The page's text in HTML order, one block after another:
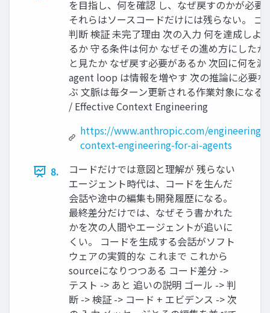
を目指し、何を確認 し、なぜ戻すのかが必要
それらはソースコードだけには残らない。 ゴ
判断 検証 未完了理由 次の入力 何を達成しよ
るか 守る条件は何か なぜその進め方にしたか
と見たか なぜ戻す必要があるか 次回に何を渡
agent loop は情報を増やす 次の推論に必要な
ぶ 文脈は毎ターン更新される作業対象になる
/ Effective Context Engineering
https://www.anthropic.com/engineering/
context-engineering-for-ai-agents
8.
コードだけでは意図と理解が 残らない
エージェント時代は、コードを生んだ
会話や途中の編集も開発履歴になる。
最終差分だけでは、なぜそう書かれた
かを次の人間やエージェントが追いに
くい。 コードを生成する会話がソフト
ウェアの実質的な これまで これから
sourceになりつつある コード差分 ->
テスト -> あと 追いの説明 ゴール -> 判
断 -> 検証 -> コード + エビデンス -> 次